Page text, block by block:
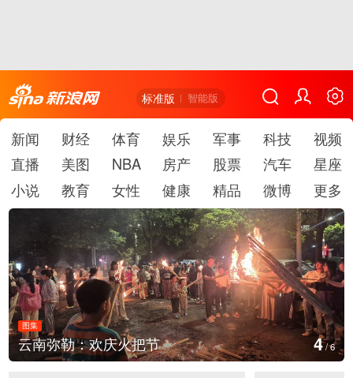
标准版 智能版
新闻 财经 体育 娱乐 军事 科技
视频
直播
美图 NBA 房产 股票 汽车
星座
小说
教育 女性 健康 精品 微博 更多
弥勒：欢庆火把节
图集
江西
5/6